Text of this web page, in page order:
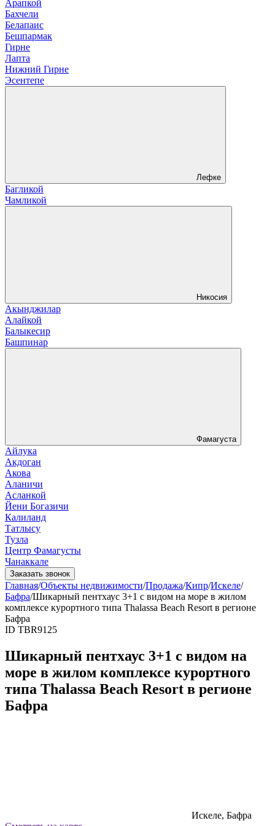
Арапкой
Бахчели
Белапаис
Бешпармак
Гирне
Лапта
Нижний Гирне
Эсентепе
Лефке
Багликой
Чамликой
Никосия
Акынджилар
Алайкой
Балыкесир
Башпинар
Фамагуста
Айлука
Акдоган
Акова
Аланичи
Асланкой
Йени Богазичи
Калиланд
Татлысу
Тузла
Центр Фамагусты
Чанаккале
Заказать звонок
Главная/Объекты недвижимости/Продажа/Кипр/Искеле/
Бафра/Шикарный пентхаус 3+1 с видом на море в жилом
комплексе курортного типа Thalassa Beach Resort в регионе
Бафра
ID TBR9125
Шикарный пентхаус 3+1 с видом на
море в жилом комплексе курортного
типа Thalassa Beach Resort в регионе
Бафра
Искеле, Бафра